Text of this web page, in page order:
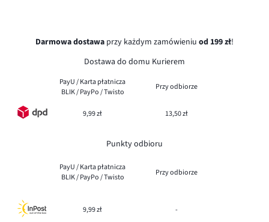
Darmowa dostawa przy każdym zamówieniu od 199 zł!
Dostawa do domu Kurierem
PayU / Karta płatnicza
BLIK / PayPo / Twisto
Przy odbiorze
9,99 zł 13,50 zł
Punkty odbioru
PayU / Karta płatnicza
BLIK / PayPo / Twisto
Przy odbiorze
9,99 zł -